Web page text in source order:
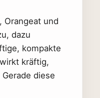
Orangeat und
dazu
kompakte
kräftig,
diese